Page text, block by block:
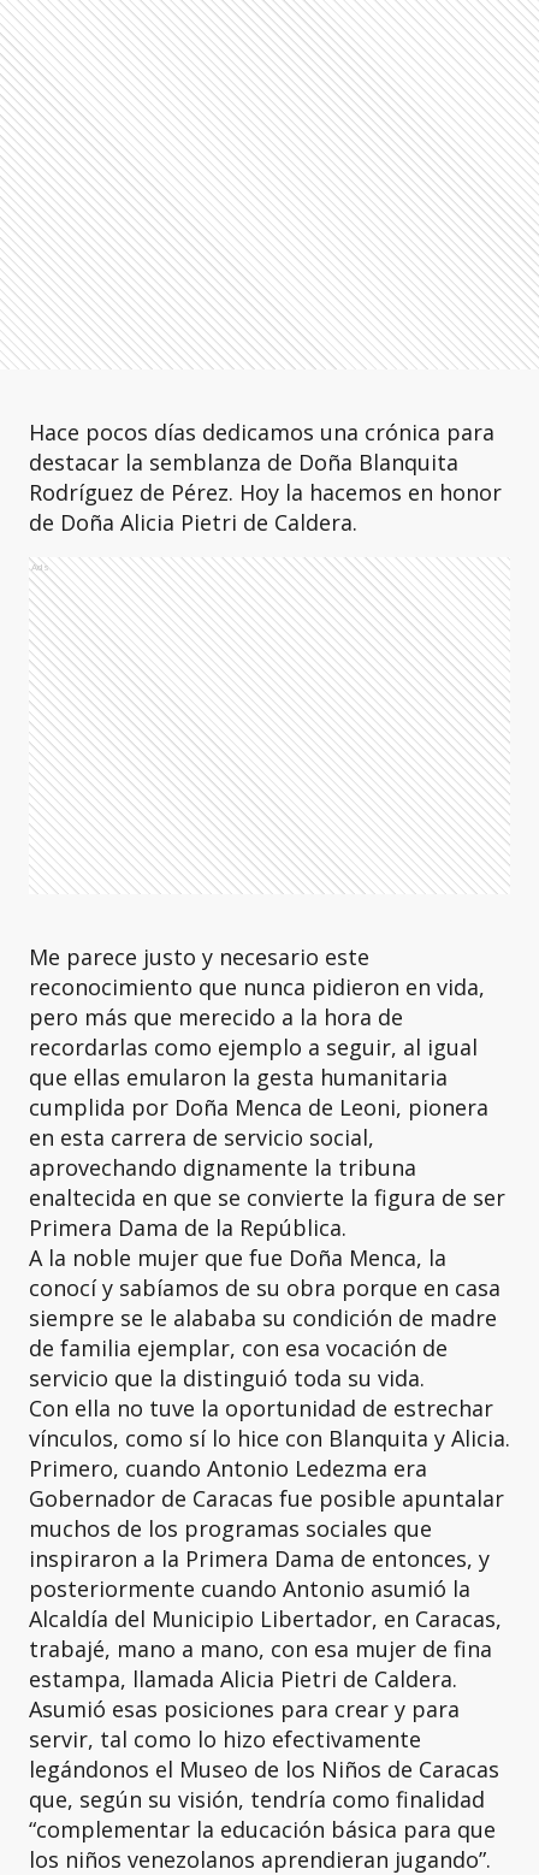
Hace pocos días dedicamos una crónica para
destacar la semblanza de Doña Blanquita
Rodríguez de Pérez. Hoy la hacemos en honor
de Doña Alicia Pietri de Caldera.
Ads
Me parece justo y necesario este
reconocimiento que nunca pidieron en vida,
pero más que merecido a la hora de
recordarlas como ejemplo a seguir, al igual
que ellas emularon la gesta humanitaria
cumplida por Doña Menca de Leoni, pionera
en esta carrera de servicio social,
aprovechando dignamente la tribuna
enaltecida en que se convierte la figura de ser
Primera Dama de la República.
A la noble mujer que fue Doña Menca, la
conocí y sabíamos de su obra porque en casa
siempre se le alababa su condición de madre
de familia ejemplar, con esa vocación de
servicio que la distinguió toda su vida.
Con ella no tuve la oportunidad de estrechar
vínculos, como sí lo hice con Blanquita y Alicia.
Primero, cuando Antonio Ledezma era
Gobernador de Caracas fue posible apuntalar
muchos de los programas sociales que
inspiraron a la Primera Dama de entonces, y
posteriormente cuando Antonio asumió la
Alcaldía del Municipio Libertador, en Caracas,
trabajé, mano a mano, con esa mujer de fina
estampa, llamada Alicia Pietri de Caldera.
Asumió esas posiciones para crear y para
servir, tal como lo hizo efectivamente
legándonos el Museo de los Niños de Caracas
que, según su visión, tendría como finalidad
“complementar la educación básica para que
los niños venezolanos aprendieran jugando”.